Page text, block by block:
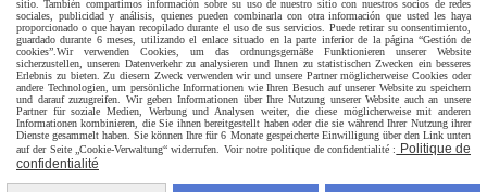
Livraison rapide
sitio. También compartimos información sobre su uso de nuestro sitio con nuestros socios de redes
sociales, publicidad y análisis, quienes pueden combinarla con otra información que usted les haya
proporcionado o que hayan recopilado durante el uso de sus servicios. Puede retirar su consentimiento,
guardado durante 6 meses, utilizando el enlace situado en la parte inferior de la página “Gestión de
cookies”. Wir verwenden Cookies, um das ordnungsgemäße Funktionieren unserer Website
sicherzustellen, unseren Datenverkehr zu analysieren und Ihnen zu statistischen Zwecken ein besseres
Erlebnis zu bieten. Zu diesem Zweck verwenden wir und unsere Partner möglicherweise Cookies oder
andere Technologien, um persönliche Informationen wie Ihren Besuch auf unserer Website zu speichern
und darauf zuzugreifen. Wir geben Informationen über Ihre Nutzung unserer Website auch an unsere
Partner für soziale Medien, Werbung und Analysen weiter, die diese möglicherweise mit anderen
Informationen kombinieren, die Sie ihnen bereitgestellt haben oder die sie während Ihrer Nutzung ihrer
Dienste gesammelt haben. Sie können Ihre für 6 Monate gespeicherte Einwilligung über den Link unten
auf der Seite „Cookie-Verwaltung“ widerrufen. Voir notre politique de confidentialité :
Politique de
confidentialité